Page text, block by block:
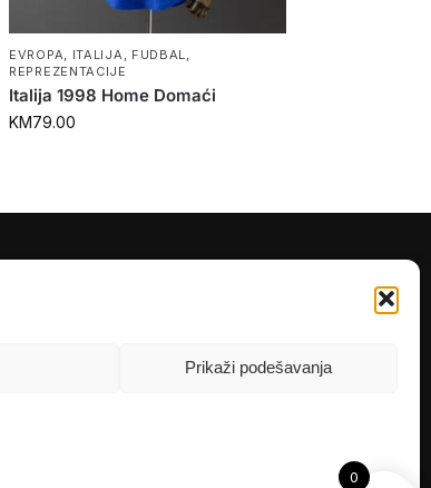
Prikaži podešavanja
EVROPA, ITALIJA, FUDBAL,
REPREZENTACIJE
Italija 1998 Home Domaći
KM79.00
0